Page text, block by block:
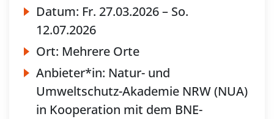
Datum: Fr. 27.03.2026 – So.
12.07.2026
Ort: Mehrere Orte
Anbieter*in: Natur- und
Umweltschutz-Akademie NRW (NUA)
in Kooperation mit dem BNE-